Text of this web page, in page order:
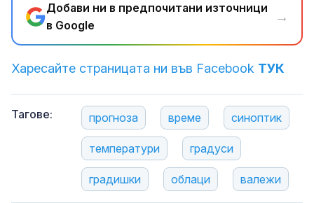
Добави ни в предпочитани източници
в Google
→
Харесайте страницата ни във Facebook ТУК
Тагове: прогноза време синоптик
температури градуси
градишки облаци валежи